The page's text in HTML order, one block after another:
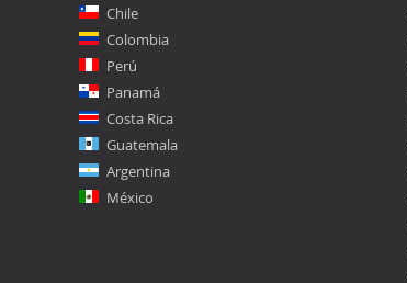
Chile
Colombia
Perú
Panamá
Costa Rica
Guatemala
Argentina
México